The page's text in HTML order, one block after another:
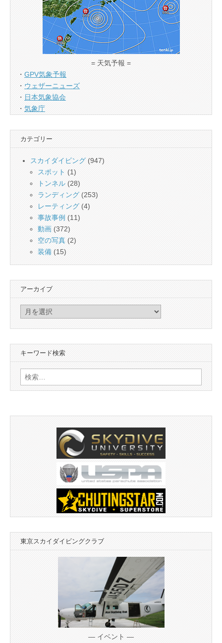
= 天気予報 =
・ GPV気象予報
・ ウェザーニューズ
・ 日本気象協会
・ 気象庁
カテゴリー
スカイダイビング (947)
スポット (1)
トンネル (28)
ランディング(253)
レーティング(4)
事故事例 (11)
動画 (372)
空の写真 (2)
装備 (15)
アーカイブ
イ
キーワード検索
検
索:
東京スカイダイビングクラブ
— イベント —